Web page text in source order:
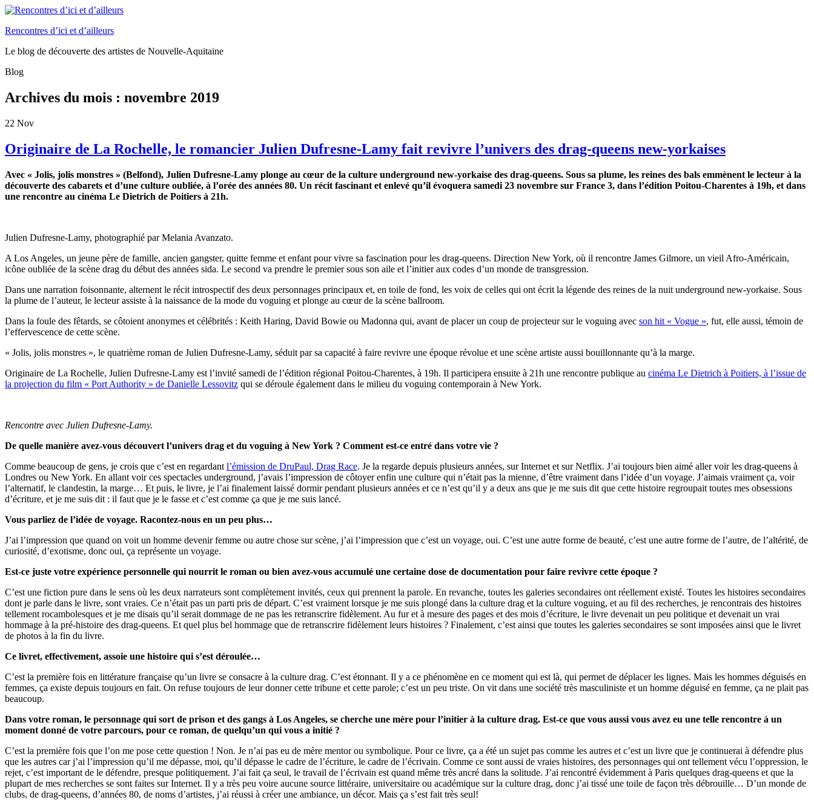
Rencontres d’ici et d’ailleurs
Le blog de découverte des artistes de Nouvelle-Aquitaine
Blog
Archives du mois : novembre 2019
22 Nov
Originaire de La Rochelle, le romancier Julien Dufresne-Lamy fait revivre l’univers des drag-queens new-yorkaises
Avec « Jolis, jolis monstres » (Belfond), Julien Dufresne-Lamy plonge au cœur de la culture underground new-yorkaise des drag-queens. Sous sa plume, les reines des bals emmènent le lecteur à la
découverte des cabarets et d’une culture oubliée, à l’orée des années 80. Un récit fascinant et enlevé qu’il évoquera samedi 23 novembre sur France 3, dans l’édition Poitou-Charentes à 19h, et dans
une rencontre au cinéma Le Dietrich de Poitiers à 21h.
Julien Dufresne-Lamy, photographié par Melania Avanzato.
A Los Angeles, un jeune père de famille, ancien gangster, quitte femme et enfant pour vivre sa fascination pour les drag-queens. Direction New York, où il rencontre James Gilmore, un vieil Afro-Américain,
icône oubliée de la scène drag du début des années sida. Le second va prendre le premier sous son aile et l’initier aux codes d’un monde de transgression.
Dans une narration foisonnante, alternent le récit introspectif des deux personnages principaux et, en toile de fond, les voix de celles qui ont écrit la légende des reines de la nuit underground new-yorkaise. Sous
la plume de l’auteur, le lecteur assiste à la naissance de la mode du voguing et plonge au cœur de la scène ballroom.
Dans la foule des fêtards, se côtoient anonymes et célébrités : Keith Haring, David Bowie ou Madonna qui, avant de placer un coup de projecteur sur le voguing avec son hit « Vogue », fut, elle aussi, témoin de
l’effervescence de cette scène.
« Jolis, jolis monstres », le quatrième roman de Julien Dufresne-Lamy, séduit par sa capacité à faire revivre une époque révolue et une scène artiste aussi bouillonnante qu’à la marge.
Originaire de La Rochelle, Julien Dufresne-Lamy est l’invité samedi de l’édition régional Poitou-Charentes, à 19h. Il participera ensuite à 21h une rencontre publique au cinéma Le Dietrich à Poitiers, à l’issue de
la projection du film « Port Authority » de Danielle Lessovitz qui se déroule également dans le milieu du voguing contemporain à New York.
Rencontre avec Julien Dufresne-Lamy.
De quelle manière avez-vous découvert l’univers drag et du voguing à New York ? Comment est-ce entré dans votre vie ?
Comme beaucoup de gens, je crois que c’est en regardant l’émission de DruPaul, Drag Race. Je la regarde depuis plusieurs années, sur Internet et sur Netflix. J’ai toujours bien aimé aller voir les drag-queens à
Londres ou New York. En allant voir ces spectacles underground, j’avais l’impression de côtoyer enfin une culture qui n’était pas la mienne, d’être vraiment dans l’idée d’un voyage. J’aimais vraiment ça, voir
l’alternatif, le clandestin, la marge… Et puis, le livre, je l’ai finalement laissé dormir pendant plusieurs années et ce n’est qu’il y a deux ans que je me suis dit que cette histoire regroupait toutes mes obsessions
d’écriture, et je me suis dit : il faut que je le fasse et c’est comme ça que je me suis lancé.
Vous parliez de l’idée de voyage. Racontez-nous en un peu plus…
J’ai l’impression que quand on voit un homme devenir femme ou autre chose sur scène, j’ai l’impression que c’est un voyage, oui. C’est une autre forme de beauté, c’est une autre forme de l’autre, de l’altérité, de
curiosité, d’exotisme, donc oui, ça représente un voyage.
Est-ce juste votre expérience personnelle qui nourrit le roman ou bien avez-vous accumulé une certaine dose de documentation pour faire revivre cette époque ?
C’est une fiction pure dans le sens où les deux narrateurs sont complètement invités, ceux qui prennent la parole. En revanche, toutes les galeries secondaires ont réellement existé. Toutes les histoires secondaires
dont je parle dans le livre, sont vraies. Ce n’était pas un parti pris de départ. C’est vraiment lorsque je me suis plongé dans la culture drag et la culture voguing, et au fil des recherches, je rencontrais des histoires
tellement rocambolesques et je me disais qu’il serait dommage de ne pas les retranscrire fidèlement. Au fur et à mesure des pages et des mois d’écriture, le livre devenait un peu politique et devenait un vrai
hommage à la pré-histoire des drag-queens. Et quel plus bel hommage que de retranscrire fidèlement leurs histoires ? Finalement, c’est ainsi que toutes les galeries secondaires se sont imposées ainsi que le livret
de photos à la fin du livre.
Ce livret, effectivement, assoie une histoire qui s’est déroulée…
C’est la première fois en littérature française qu’un livre se consacre à la culture drag. C’est étonnant. Il y a ce phénomène en ce moment qui est là, qui permet de déplacer les lignes. Mais les hommes déguisés en
femmes, ça existe depuis toujours en fait. On refuse toujours de leur donner cette tribune et cette parole; c’est un peu triste. On vit dans une société très masculiniste et un homme déguisé en femme, ça ne plait pas
beaucoup.
Dans votre roman, le personnage qui sort de prison et des gangs à Los Angeles, se cherche une mère pour l’initier à la culture drag. Est-ce que vous aussi vous avez eu une telle rencontre à un
moment donné de votre parcours, pour ce roman, de quelqu’un qui vous a initié ?
C’est la première fois que l’on me pose cette question ! Non. Je n’ai pas eu de mère mentor ou symbolique. Pour ce livre, ça a été un sujet pas comme les autres et c’est un livre que je continuerai à défendre plus
que les autres car j’ai l’impression qu’il me dépasse, moi, qu’il dépasse le cadre de l’écriture, le cadre de l’écrivain. Comme ce sont aussi de vraies histoires, des personnages qui ont tellement vécu l’oppression, le
rejet, c’est important de le défendre, presque politiquement. J’ai fait ça seul, le travail de l’écrivain est quand même très ancré dans la solitude. J’ai rencontré évidemment à Paris quelques drag-queens et que la
plupart de mes recherches se sont faites sur Internet. Il y a très peu voire aucune source littéraire, universitaire ou académique sur la culture drag, donc j’ai tissé une toile de façon très débrouille… D’un monde de
clubs, de drag-queens, d’années 80, de noms d’artistes, j’ai réussi à créer une ambiance, un décor. Mais ça s’est fait très seul!